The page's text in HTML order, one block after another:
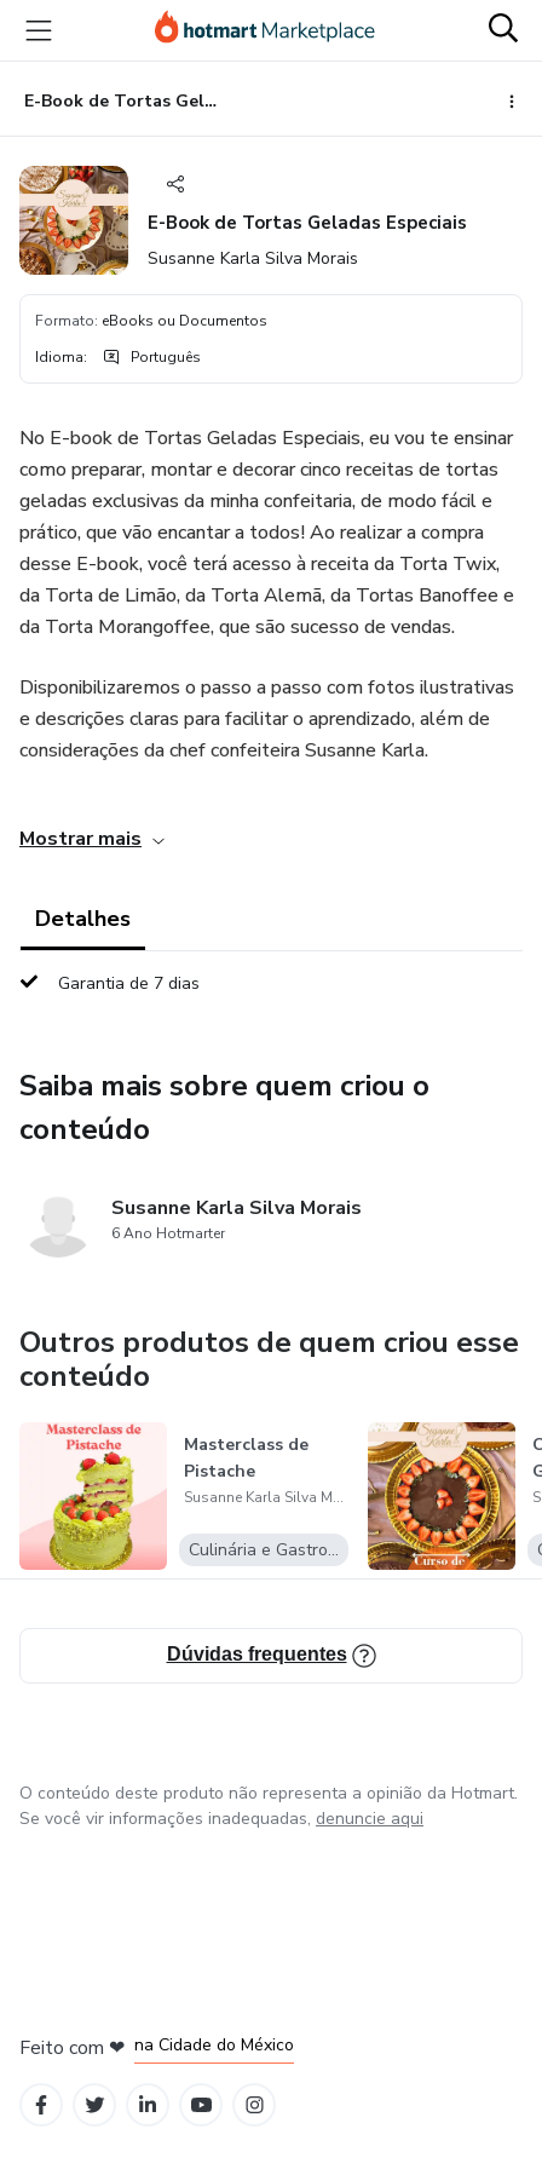
para
conteúdo
principal
para
pagamento
para
rodapé
E-Book de Tortas Geladas Especiais
E-Book de Tortas Geladas Especiais
Susanne Karla Silva Morais
Formato: eBooks ou Documentos
Idioma: Português
No E-book de Tortas Geladas Especiais, eu vou te ensinar
como preparar, montar e decorar cinco receitas de tortas
geladas exclusivas da minha confeitaria, de modo fácil e
prático, que vão encantar a todos! Ao realizar a compra
desse E-book, você terá acesso à receita da Torta Twix,
da Torta de Limão, da Torta Alemã, da Tortas Banoffee e
da Torta Morangoffee, que são sucesso de vendas.
Disponibilizaremos o passo a passo com fotos ilustrativas
e descrições claras para facilitar o aprendizado, além de
considerações da chef confeiteira Susanne Karla.
sucesso, com inúmeras possibilidades, como para consumo
negócio!
não precisa ter nenhuma experiência prévia na confeitaria
montar tortas perfeitas e com uma apresentação
impecável!
Mostrar mais
Detalhes
Garantia de 7 dias
Saiba mais sobre quem criou o
conteúdo
Susanne Karla Silva Morais
6 Ano Hotmarter
Outros produtos de quem criou esse
conteúdo
Masterclass de
Pistache
Susanne Karla Silva Morais
Culinária e Gastronomia
Dúvidas frequentes
O conteúdo deste produto não representa a opinião da Hotmart.
Se você vir informações inadequadas, denuncie aqui
Feito com ❤ na Cidade do México